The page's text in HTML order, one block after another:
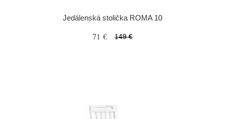
Jedálenská stolička ROMA 10
71 € 149 €